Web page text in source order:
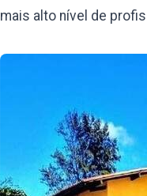
mais alto nível de